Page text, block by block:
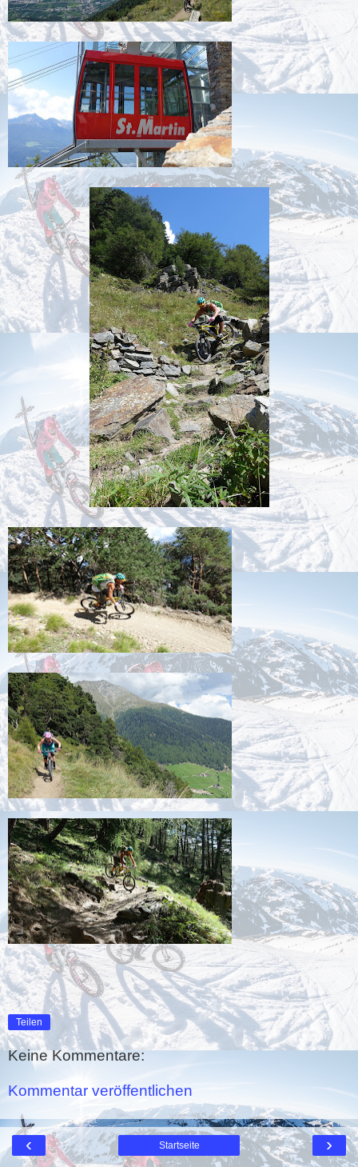
Teilen
Keine Kommentare:
Kommentar veröffentlichen
‹ ›
Startseite